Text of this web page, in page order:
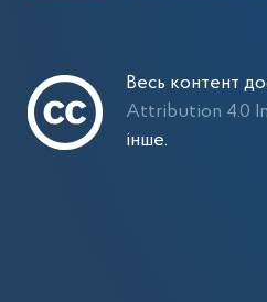
Весь контент
Attribution 4.0
інше.